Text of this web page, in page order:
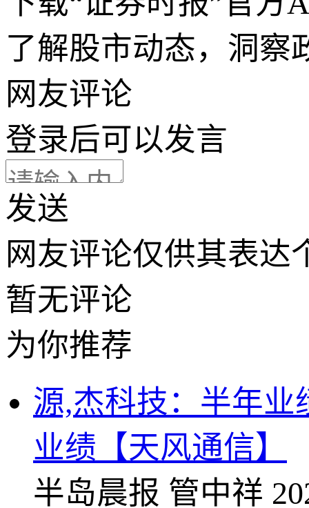
了解股市动态，洞察
网友评论
登录后可以发言
发送
网友评论仅供其表达
暂无评论
为你推荐
源,杰科技：半年
业绩【天风通信】
半岛晨报 管中祥